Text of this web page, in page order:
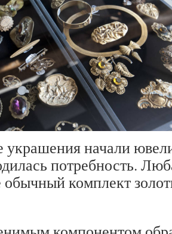
начали
потребность.
обычный комплект